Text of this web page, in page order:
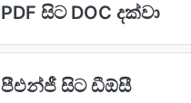
PDF සිට DOC දක්වා
පීඑන්ජී සිට ඩීඕසී